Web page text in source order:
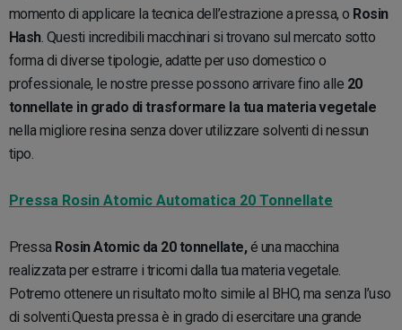
momento di applicare la tecnica dell’estrazione a pressa, o Rosin
Hash. Questi incredibili macchinari si trovano sul mercato sotto
forma di diverse tipologie, adatte per uso domestico o
professionale, le nostre presse possono arrivare fino alle 20
tonnellate in grado di trasformare la tua materia vegetale
nella migliore resina senza dover utilizzare solventi di nessun
tipo.
Pressa Rosin Atomic Automatica 20 Tonnellate
Pressa Rosin Atomic da 20 tonnellate,é una macchina
realizzata per estrarre i tricomi dalla tua materia vegetale.
Potremo ottenere un risultato molto simile al BHO, ma senza l’uso
di solventi.Questa pressa è in grado di esercitare una grande